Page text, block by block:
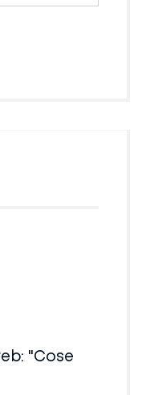
"Cose